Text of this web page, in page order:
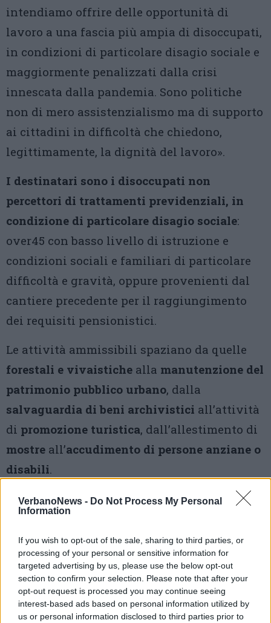
VerbanoNews - Do Not Process My Personal
Information
If you wish to opt-out of the sale, sharing to third parties, or
processing of your personal or sensitive information for
targeted advertising by us, please use the below opt-out
section to confirm your selection. Please note that after your
opt-out request is processed you may continue seeing
interest-based ads based on personal information utilized by
us or personal information disclosed to third parties prior to
intendiamo offrire delle opportunità di
lavoro a una fascia più ampia di disoccupati,
in condizioni di particolare disagio sociale e
maggiormente penalizzati dalla crisi
innescata dalla pandemia. Sono politiche
non di mero assistenzialismo ma di supporto
ai cittadini in difficoltà che chiedono,
legittimamente, la dignità del lavoro».
I destinatari sono i disoccupati non
percettori di trattamenti previdenziali, in
condizione di particolare disagio sociale:
over45 con basso livello di istruzione e
condizioni sociali e familiari di particolare
difficoltà e gravità, oppure provenienti dal
cantiere precedente per il raggiungimento
dei requisiti pensionistici.
Le attività ammissibili spaziano da quelle
forestali e vivaistiche alla manutenzione del
patrimonio pubblico urbano, dalla
salvaguardia di beni archivistici all’attività
di promozione turistica, dall’allestimento di
mostre all’accudimento di persone anziane o
disabili.
Via Confalonieri, 5
Castronno
Tutti gli eventi
diagosto